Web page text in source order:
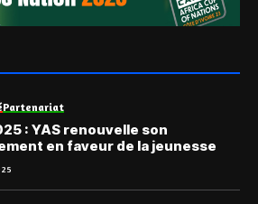
Partenariat
: YAS renouvelle son
en faveur de la jeunesse